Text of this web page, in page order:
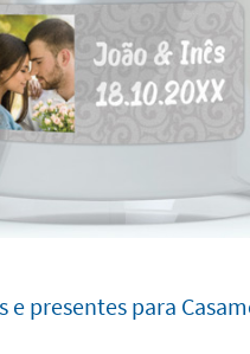
presentes para